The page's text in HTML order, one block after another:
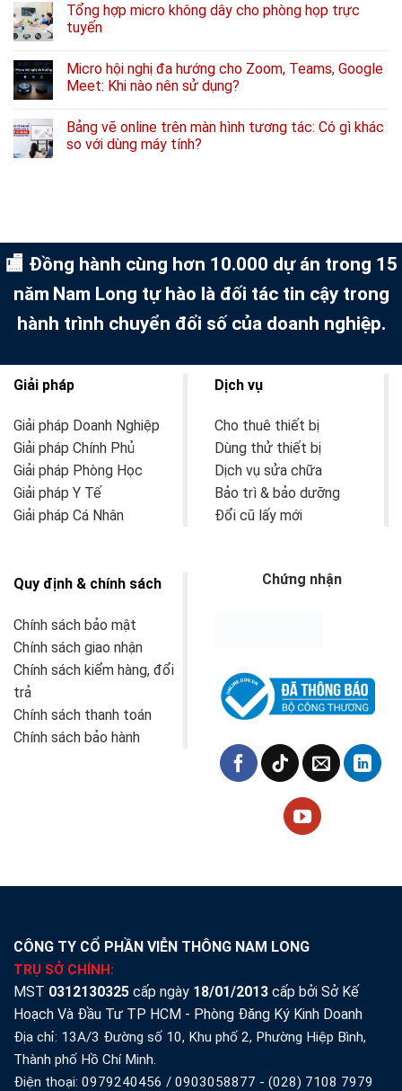
Tổng hợp micro không dây cho phòng họp trực
tuyến
Micro hội nghị đa hướng cho Zoom, Teams, Google
Meet: Khi nào nên sử dụng?
Bảng vẽ online trên màn hình tương tác: Có gì khác
so với dùng máy tính?
🏬 Đồng hành cùng hơn 10.000 dự án trong 15
năm Nam Long tự hào là đối tác tin cậy trong
hành trình chuyển đổi số của doanh nghiệp.
Giải pháp
Giải pháp Doanh Nghiệp
Giải pháp Chính Phủ
Giải pháp Phòng Học
Giải pháp Y Tế
Giải pháp Cá Nhân
Dịch vụ
Cho thuê thiết bị
Dùng thử thiết bị
Dịch vụ sửa chữa
Bảo trì & bảo dưỡng
Đổi cũ lấy mới
Quy định & chính sách
Chính sách bảo mật
Chính sách giao nhận
Chính sách kiểm hàng, đổi
trả
Chính sách thanh toán
Chính sách bảo hành
Chứng nhận
CÔNG TY CỔ PHẦN VIỄN THÔNG NAM LONG
TRỤ SỞ CHÍNH:
MST 0312130325 cấp ngày 18/01/2013 cấp bởi Sở Kế
Hoạch Và Đầu Tư TP HCM - Phòng Đăng Ký Kinh Doanh
Địa chỉ: 13A/3 Đường số 10, Khu phố 2, Phường Hiệp Bình,
Thành phố Hồ Chí Minh.
Điện thoại: 0979240456 / 0903058877 - (028) 7108 7979